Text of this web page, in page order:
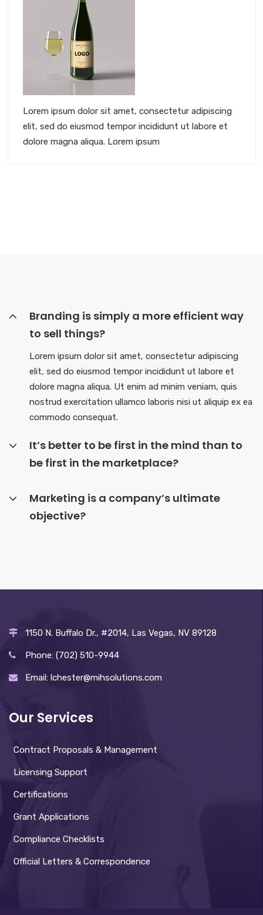
Lorem ipsum dolor sit amet, consectetur adipiscing
elit, sed do eiusmod tempor incididunt ut labore et
dolore magna aliqua. Lorem ipsum
Branding is simply a more efficient way
to sell things?
Lorem ipsum dolor sit amet, consectetur adipiscing
elit, sed do eiusmod tempor incididunt ut labore et
dolore magna aliqua. Ut enim ad minim veniam, quis
nostrud exercitation ullamco laboris nisi ut aliquip ex ea
commodo consequat.
It’s better to be first in the mind than to
be first in the marketplace?
Marketing is a company’s ultimate
objective?
1150 N. Buffalo Dr., #2014, Las Vegas, NV 89128
Phone: (702) 510-9944
Email: lchester@mihsolutions.com
Our Services
Contract Proposals & Management
Licensing Support
Certifications
Grant Applications
Compliance Checklists
Official Letters & Correspondence